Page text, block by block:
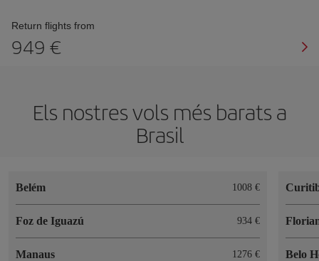
Return flights from
949
Els nostres vols més barats a
Brasil
Belém 1008
Foz de Iguazú 934
Manaus 1276 Belo